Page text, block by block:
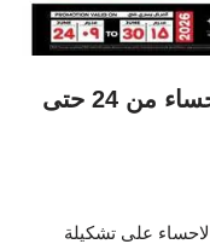
عروض الوفاء هايبر ماركت الاحساء من 24 حتى
على تشكيلة